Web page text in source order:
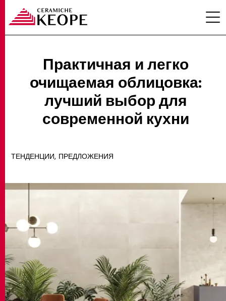
ПРОЕКТЫ
КОНТАКТЫ
MATCH APP
ПОИСК
Практичная и легко
очищаемая облицовка:
лучший выбор для
современной кухни
ТЕНДЕНЦИИ, ПРЕДЛОЖЕНИЯ